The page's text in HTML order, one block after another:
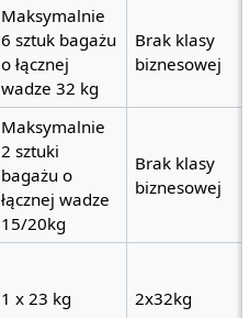
Maksymalnie
6 sztuk bagażu
o łącznej
wadze 32 kg
Brak klasy
biznesowej
Maksymalnie
2 sztuki
bagażu o
łącznej wadze
15/20kg
Brak klasy
biznesowej
1 x 23 kg 2x32kg